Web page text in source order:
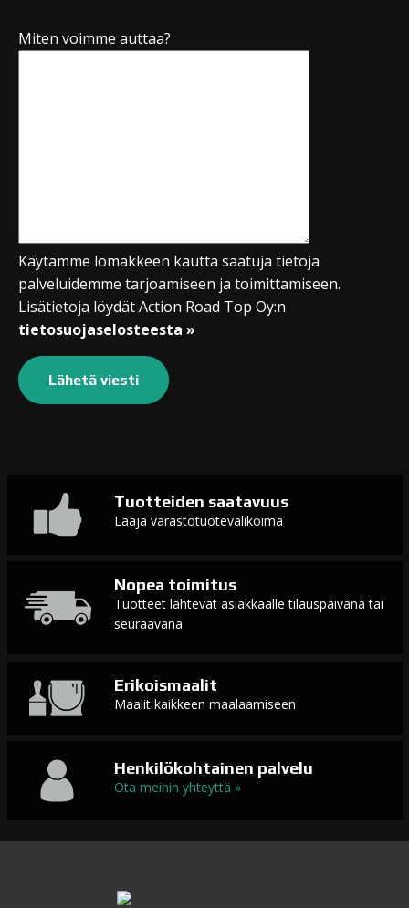
Miten voimme auttaa?
Käytämme lomakkeen kautta saatuja tietoja
palveluidemme tarjoamiseen ja toimittamiseen.
Lisätietoja löydät Action Road Top Oy:n
tietosuojaselosteesta »
Tuotteiden saatavuus
Laaja varastotuotevalikoima
Nopea toimitus
Tuotteet lähtevät asiakkaalle tilauspäivänä tai
seuraavana
Erikoismaalit
Maalit kaikkeen maalaamiseen
Henkilökohtainen palvelu
Ota meihin yhteyttä »